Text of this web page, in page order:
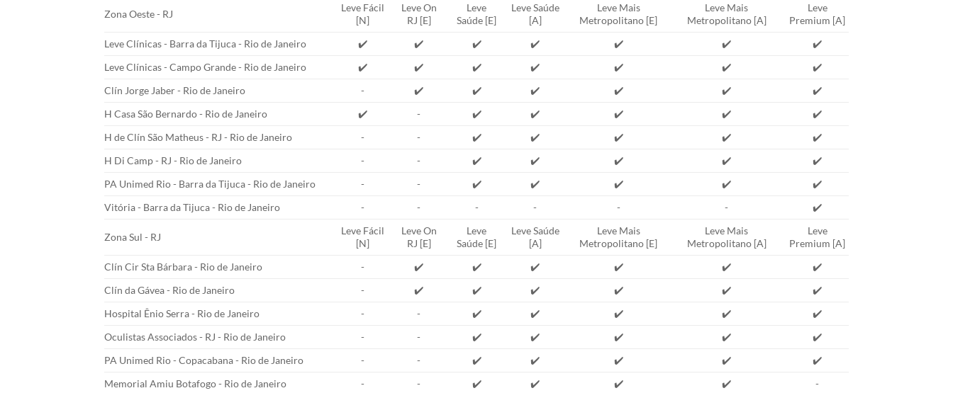
Zona Oeste - RJ
Leve Fácil
[N]
Leve On
RJ [E]
Leve
Saúde [E]
Leve Saúde
[A]
Leve Mais
Metropolitano [E]
Leve Mais
Metropolitano [A]
Leve
Premium [A]
Leve Clínicas - Barra da Tijuca - Rio de Janeiro
✔️ ✔️ ✔️ ✔️ ✔️ ✔️
✔️
Leve Clínicas - Campo Grande - Rio de Janeiro
✔️ ✔️ ✔️ ✔️ ✔️ ✔️
✔️
Clín Jorge Jaber - Rio de Janeiro
- ✔️ ✔️ ✔️ ✔️ ✔️
✔️
H Casa São Bernardo - Rio de Janeiro
✔️ - ✔️ ✔️ ✔️ ✔️
✔️
H de Clín São Matheus - RJ - Rio de Janeiro
- - ✔️ ✔️ ✔️ ✔️
✔️
H Di Camp - RJ - Rio de Janeiro
- - ✔️ ✔️ ✔️ ✔️
✔️
PA Unimed Rio - Barra da Tijuca - Rio de Janeiro
- - ✔️ ✔️ ✔️ ✔️
✔️
Vitória - Barra da Tijuca - Rio de Janeiro
- - - - - - ✔️
Zona Sul - RJ
Leve Fácil
[N]
Leve On
RJ [E]
Leve
Saúde [E]
Leve Saúde
[A]
Leve Mais
Metropolitano [E]
Leve Mais
Metropolitano [A]
Leve
Premium [A]
Clín Cir Sta Bárbara - Rio de Janeiro
- ✔️ ✔️ ✔️ ✔️ ✔️
✔️
Clín da Gávea - Rio de Janeiro
- ✔️ ✔️ ✔️ ✔️ ✔️
✔️
Hospital Ênio Serra - Rio de Janeiro
- - ✔️ ✔️ ✔️ ✔️
✔️
Oculistas Associados - RJ - Rio de Janeiro
- - ✔️ ✔️ ✔️ ✔️
✔️
PA Unimed Rio - Copacabana - Rio de Janeiro
- - ✔️ ✔️ ✔️ ✔️
✔️
Memorial Amiu Botafogo - Rio de Janeiro
- - ✔️ ✔️ ✔️ ✔️
-